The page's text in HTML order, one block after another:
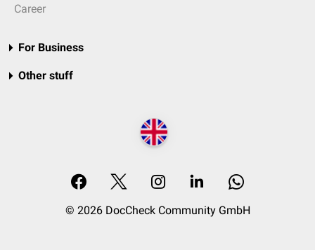
Career
For Business
Other stuff
© 2026 DocCheck Community GmbH